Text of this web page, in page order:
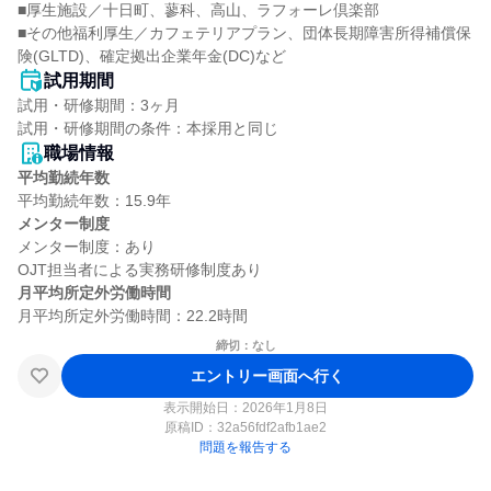
■厚生施設／十日町、蓼科、高山、ラフォーレ倶楽部
■その他福利厚生／カフェテリアプラン、団体長期障害所得補償保
険(GLTD)、確定拠出企業年金(DC)など
試用期間
試用・研修期間：3ヶ月
職場情報
平均勤続年数
メンター制度
メンター制度：あり
月平均所定外労働時間
締切：なし
エントリー画面へ行く
表示開始日：2026年1月8日
原稿ID： 32a56fdf2afb1ae2
問題を報告する